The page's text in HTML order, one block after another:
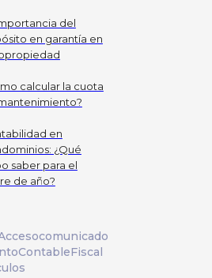
del
en garantía en
calcular la cuota
en
¿Qué
saber para el
de año?
comunicado
ContableFiscal